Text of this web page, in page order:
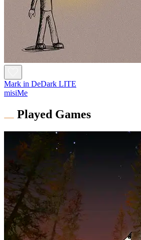
Mark in DeDark LITE
misiMe
Played Games